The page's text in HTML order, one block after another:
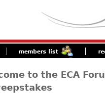
members list
to the ECA